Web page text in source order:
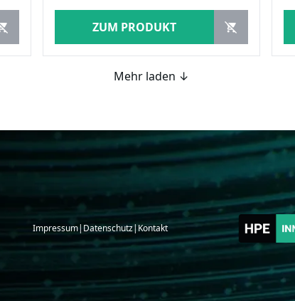
ZUM PRODUKT
Mehr laden ↓
Impressum| Datenschutz| Kontakt